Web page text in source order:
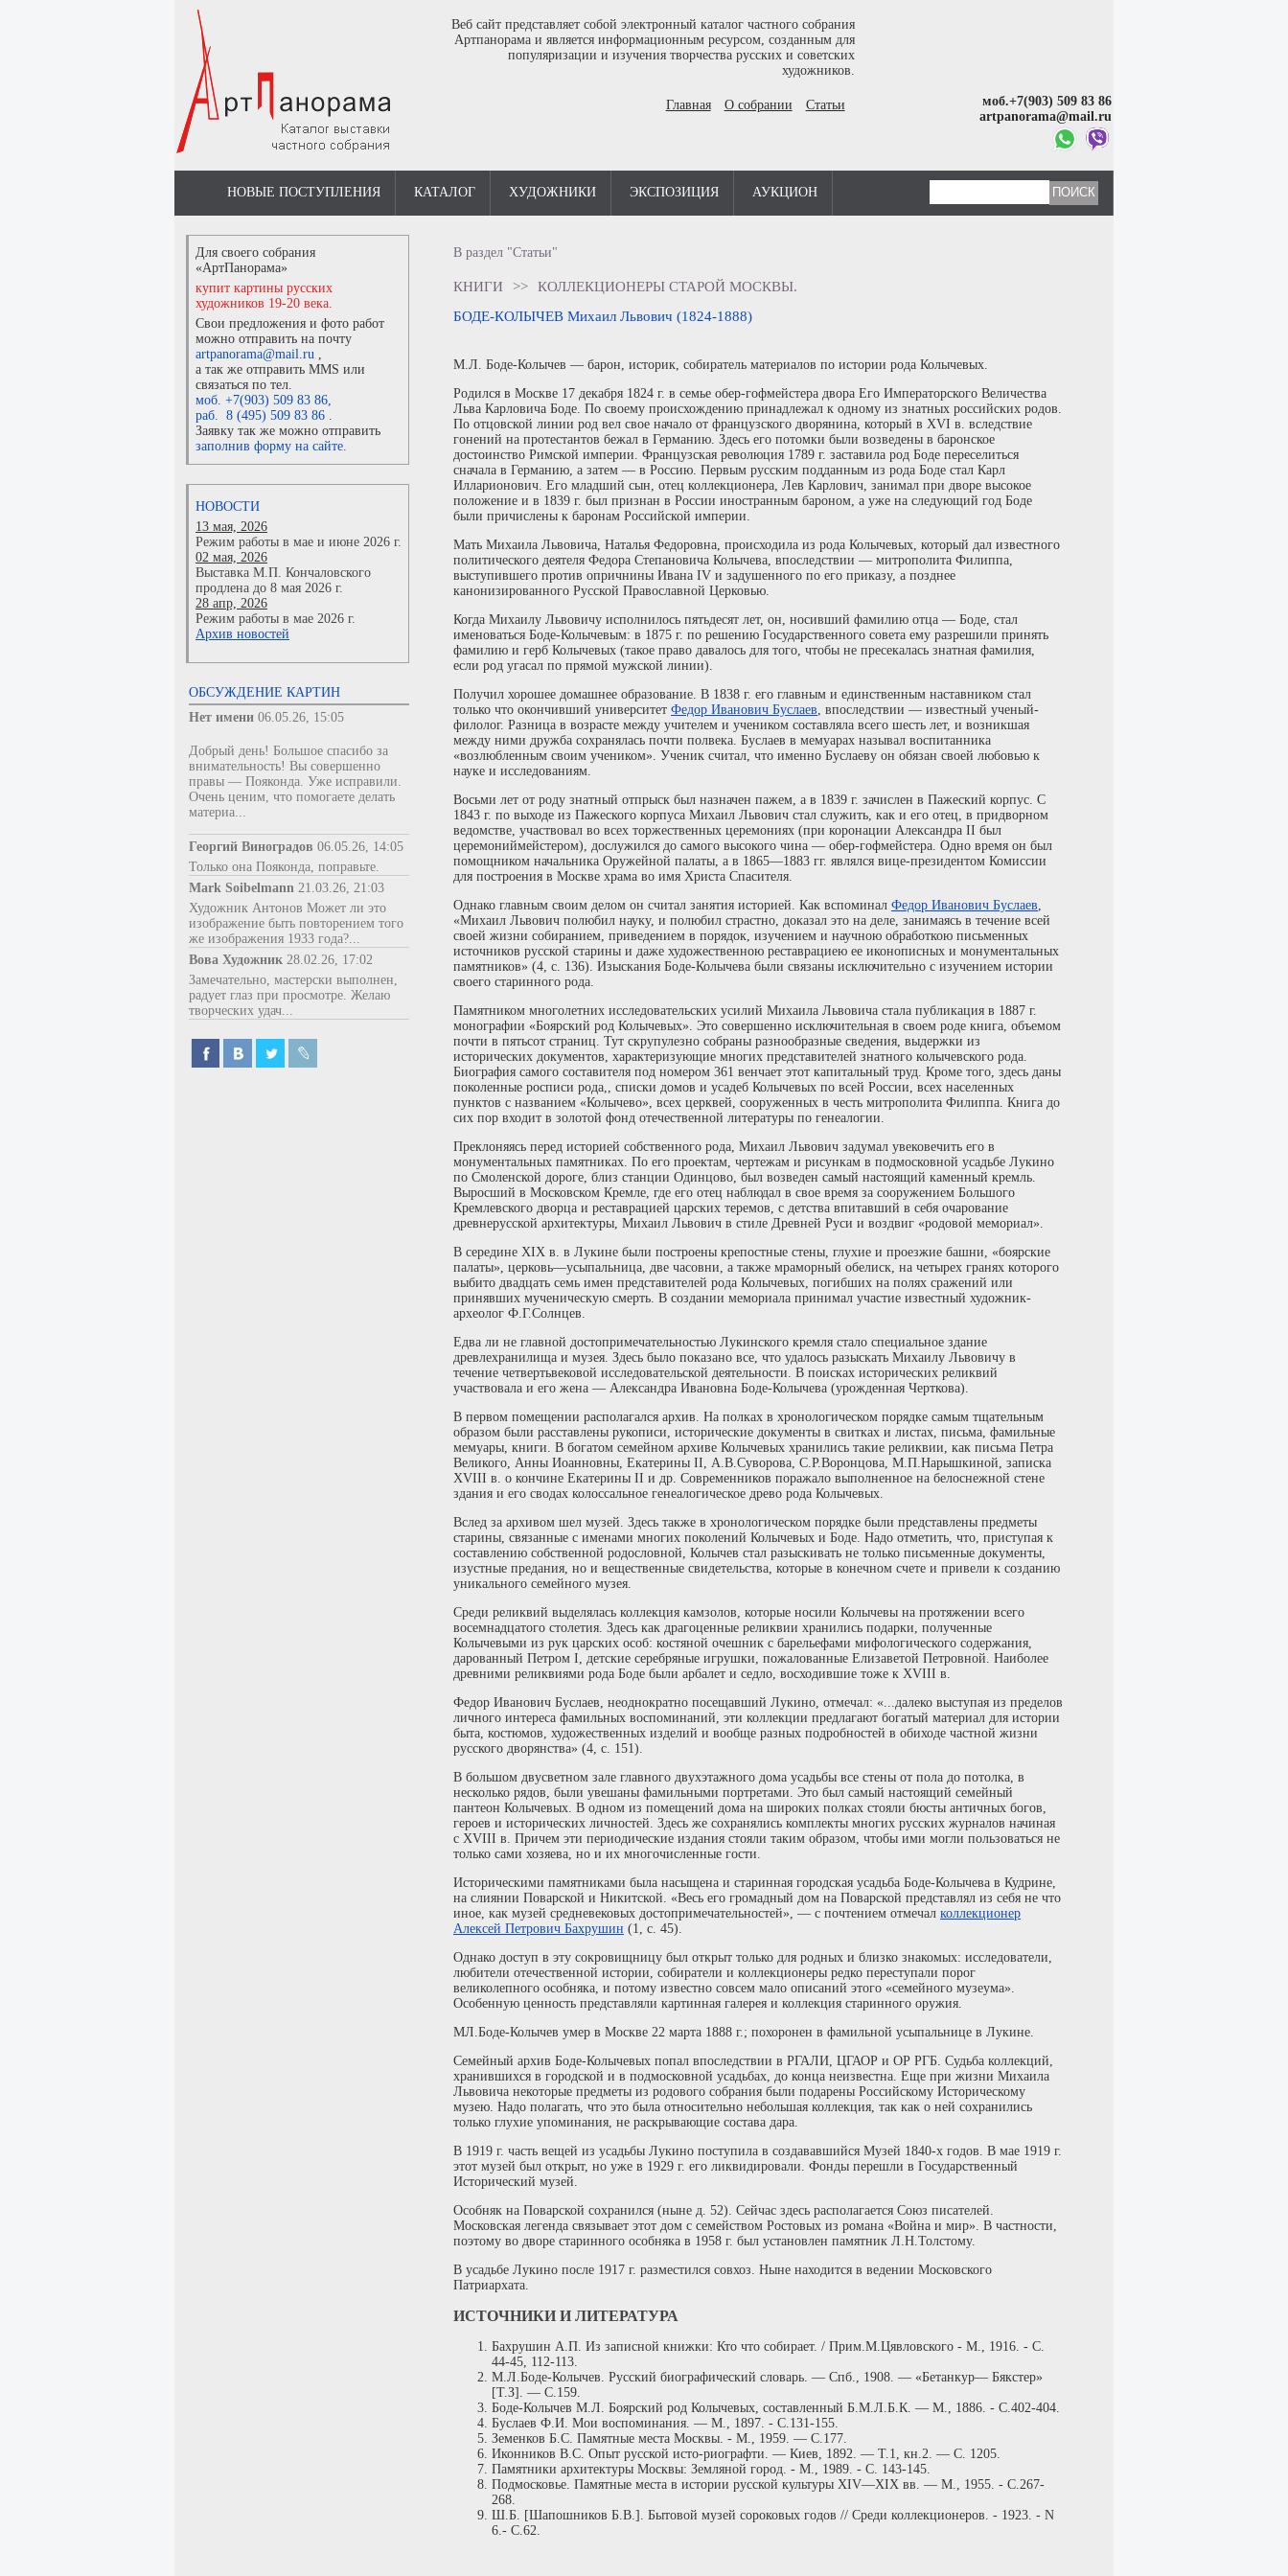
Веб сайт представляет собой электронный каталог частного собрания
Артпанорама и является информационным ресурсом, созданным для
популяризации и изучения творчества русских и советских
художников.
Главная О собрании Статьи
моб.+7(903) 509 83 86
artpanorama@mail.ru
НОВЫЕ ПОСТУПЛЕНИЯ КАТАЛОГ ХУДОЖНИКИ ЭКСПОЗИЦИЯ АУКЦИОН
Для своего собрания
«АртПанорама»
купит картины русских
художников 19-20 века.
Свои предложения и фото работ
можно отправить на почту
artpanorama@mail.ru ,
а так же отправить MMS или
связаться по тел.
моб. +7(903) 509 83 86,
раб. 8 (495) 509 83 86 .
Заявку так же можно отправить
заполнив форму на сайте.
НОВОСТИ
13 мая, 2026
Режим работы в мае и июне 2026 г.
02 мая, 2026
Выставка М.П. Кончаловского
продлена до 8 мая 2026 г.
28 апр, 2026
Режим работы в мае 2026 г.
Архив новостей
ОБСУЖДЕНИЕ КАРТИН
Нет имени 06.05.26, 15:05
Добрый день! Большое спасибо за
внимательность! Вы совершенно
правы — Пояконда. Уже исправили.
Очень ценим, что помогаете делать
материа...
Георгий Виноградов 06.05.26, 14:05
Только она Пояконда, поправьте.
Mark Soibelmann 21.03.26, 21:03
Художник Антонов Может ли это
изображение быть повторением того
же изображения 1933 года?...
Вова Художник 28.02.26, 17:02
Замечательно, мастерски выполнен,
радует глаз при просмотре. Желаю
творческих удач...
В раздел "Статьи"
КНИГИ >> КОЛЛЕКЦИОНЕРЫ СТАРОЙ МОСКВЫ.
БОДЕ-КОЛЫЧЕВ Михаил Львович (1824-1888)
М.Л. Боде-Колычев — барон, историк, собиратель материалов по истории рода Колычевых.
Родился в Москве 17 декабря 1824 г. в семье обер-гофмейстера двора Его Императорского Величества
Льва Карловича Боде. По своему происхождению принадлежал к одному из знатных российских родов.
По отцовской линии род вел свое начало от французского дворянина, который в XVI в. вследствие
гонений на протестантов бежал в Германию. Здесь его потомки были возведены в баронское
достоинство Римской империи. Французская революция 1789 г. заставила род Боде переселиться
сначала в Германию, а затем — в Россию. Первым русским подданным из рода Боде стал Карл
Илларионович. Его младший сын, отец коллекционера, Лев Карлович, занимал при дворе высокое
положение и в 1839 г. был признан в России иностранным бароном, а уже на следующий год Боде
были причислены к баронам Российской империи.
Мать Михаила Львовича, Наталья Федоровна, происходила из рода Колычевых, который дал известного
политического деятеля Федора Степановича Колычева, впоследствии — митрополита Филиппа,
выступившего против опричнины Ивана IV и задушенного по его приказу, а позднее
канонизированного Русской Православной Церковью.
Когда Михаилу Львовичу исполнилось пятьдесят лет, он, носивший фамилию отца — Боде, стал
именоваться Боде-Колычевым: в 1875 г. по решению Государственного совета ему разрешили принять
фамилию и герб Колычевых (такое право давалось для того, чтобы не пресекалась знатная фамилия,
если род угасал по прямой мужской линии).
Получил хорошее домашнее образование. В 1838 г. его главным и единственным наставником стал
только что окончивший университет Федор Иванович Буслаев , впоследствии — известный ученый-
филолог. Разница в возрасте между учителем и учеником составляла всего шесть лет, и возникшая
между ними дружба сохранялась почти полвека. Буслаев в мемуарах называл воспитанника
«возлюбленным своим учеником». Ученик считал, что именно Буслаеву он обязан своей любовью к
науке и исследованиям.
Восьми лет от роду знатный отпрыск был назначен пажем, а в 1839 г. зачислен в Пажеский корпус. С
1843 г. по выходе из Пажеского корпуса Михаил Львович стал служить, как и его отец, в придворном
ведомстве, участвовал во всех торжественных церемониях (при коронации Александра II был
церемониймейстером), дослужился до самого высокого чина — обер-гофмейстера. Одно время он был
помощником начальника Оружейной палаты, а в 1865—1883 гг. являлся вице-президентом Комиссии
для построения в Москве храма во имя Христа Спасителя.
Однако главным своим делом он считал занятия историей. Как вспоминал Федор Иванович Буслаев
«Михаил Львович полюбил науку, и полюбил страстно, доказал это на деле, занимаясь в течение всей
своей жизни собиранием, приведением в порядок, изучением и научною обработкою письменных
источников русской старины и даже художественною реставрациею ее иконописных и монументальных
памятников» (4, с. 136). Изыскания Боде-Колычева были связаны исключительно с изучением истории
своего старинного рода.
Памятником многолетних исследовательских усилий Михаила Львовича стала публикация в 1887 г.
монографии «Боярский род Колычевых». Это совершенно исключительная в своем роде книга, объемом
почти в пятьсот страниц. Тут скрупулезно собраны разнообразные сведения, выдержки из
исторических документов, характеризующие многих представителей знатного колычевского рода.
Биография самого составителя под номером 361 венчает этот капитальный труд. Кроме того, здесь даны
поколенные росписи рода,, списки домов и усадеб Колычевых по всей России, всех населенных
пунктов с названием «Колычево», всех церквей, сооруженных в честь митрополита Филиппа. Книга до
сих пор входит в золотой фонд отечественной литературы по генеалогии.
Преклоняясь перед историей собственного рода, Михаил Львович задумал увековечить его в
монументальных памятниках. По его проектам, чертежам и рисункам в подмосковной усадьбе Лукино
по Смоленской дороге, близ станции Одинцово, был возведен самый настоящий каменный кремль.
Выросший в Московском Кремле, где его отец наблюдал в свое время за сооружением Большого
Кремлевского дворца и реставрацией царских теремов, с детства впитавший в себя очарование
древнерусской архитектуры, Михаил Львович в стиле Древней Руси и воздвиг «родовой мемориал».
В середине XIX в. в Лукине были построены крепостные стены, глухие и проезжие башни, «боярские
палаты», церковь—усыпальница, две часовни, а также мраморный обелиск, на четырех гранях которого
выбито двадцать семь имен представителей рода Колычевых, погибших на полях сражений или
принявших мученическую смерть. В создании мемориала принимал участие известный художник-
археолог Ф.Г.Солнцев.
Едва ли не главной достопримечательностью Лукинского кремля стало специальное здание
древлехранилища и музея. Здесь было показано все, что удалось разыскать Михаилу Львовичу в
течение четвертьвековой исследовательской деятельности. В поисках исторических реликвий
участвовала и его жена — Александра Ивановна Боде-Колычева (урожденная Черткова).
В первом помещении располагался архив. На полках в хронологическом порядке самым тщательным
образом были расставлены рукописи, исторические документы в свитках и листах, письма, фамильные
мемуары, книги. В богатом семейном архиве Колычевых хранились такие реликвии, как письма Петра
Великого, Анны Иоанновны, Екатерины II, А.В.Суворова, С.Р.Воронцова, М.П.Нарышкиной, записка
XVIII в. о кончине Екатерины II и др. Современников поражало выполненное на белоснежной стене
здания и его сводах колоссальное генеалогическое древо рода Колычевых.
Вслед за архивом шел музей. Здесь также в хронологическом порядке были представлены предметы
старины, связанные с именами многих поколений Колычевых и Боде. Надо отметить, что, приступая к
составлению собственной родословной, Колычев стал разыскивать не только письменные документы,
изустные предания, но и вещественные свидетельства, которые в конечном счете и привели к созданию
уникального семейного музея.
Среди реликвий выделялась коллекция камзолов, которые носили Колычевы на протяжении всего
восемнадцатого столетия. Здесь как драгоценные реликвии хранились подарки, полученные
Колычевыми из рук царских особ: костяной очешник с барельефами мифологического содержания,
дарованный Петром I, детские серебряные игрушки, пожалованные Елизаветой Петровной. Наиболее
древними реликвиями рода Боде были арбалет и седло, восходившие тоже к XVIII в.
Федор Иванович Буслаев, неоднократно посещавший Лукино, отмечал: «...далеко выступая из пределов
личного интереса фамильных воспоминаний, эти коллекции предлагают богатый материал для истории
быта, костюмов, художественных изделий и вообще разных подробностей в обиходе частной жизни
русского дворянства» (4, с. 151).
В большом двусветном зале главного двухэтажного дома усадьбы все стены от пола до потолка, в
несколько рядов, были увешаны фамильными портретами. Это был самый настоящий семейный
пантеон Колычевых. В одном из помещений дома на широких полках стояли бюсты античных богов,
героев и исторических личностей. Здесь же сохранялись комплекты многих русских журналов начиная
с XVIII в. Причем эти периодические издания стояли таким образом, чтобы ими могли пользоваться не
только сами хозяева, но и их многочисленные гости.
Историческими памятниками была насыщена и старинная городская усадьба Боде-Колычева в Кудрине,
на слиянии Поварской и Никитской. «Весь его громадный дом на Поварской представлял из себя не что
иное, как музей средневековых достопримечательностей», — с почтением отмечал коллекционер
Алексей Петрович Бахрушин (1, с. 45).
Однако доступ в эту сокровищницу был открыт только для родных и близко знакомых: исследователи,
любители отечественной истории, собиратели и коллекционеры редко переступали порог
великолепного особняка, и потому известно совсем мало описаний этого «семейного музеума».
Особенную ценность представляли картинная галерея и коллекция старинного оружия.
МЛ.Боде-Колычев умер в Москве 22 марта 1888 г.; похоронен в фамильной усыпальнице в Лукине.
Семейный архив Боде-Колычевых попал впоследствии в РГАЛИ, ЦГАОР и ОР РГБ. Судьба коллекций,
хранившихся в городской и в подмосковной усадьбах, до конца неизвестна. Еще при жизни Михаила
Львовича некоторые предметы из родового собрания были подарены Российскому Историческому
музею. Надо полагать, что это была относительно небольшая коллекция, так как о ней сохранились
только глухие упоминания, не раскрывающие состава дара.
В 1919 г. часть вещей из усадьбы Лукино поступила в создававшийся Музей 1840-х годов. В мае 1919 г.
этот музей был открыт, но уже в 1929 г. его ликвидировали. Фонды перешли в Государственный
Исторический музей.
Особняк на Поварской сохранился (ныне д. 52). Сейчас здесь располагается Союз писателей.
Московская легенда связывает этот дом с семейством Ростовых из романа «Война и мир». В частности,
поэтому во дворе старинного особняка в 1958 г. был установлен памятник Л.Н.Толстому.
В усадьбе Лукино после 1917 г. разместился совхоз. Ныне находится в ведении Московского
Патриархата.
ИСТОЧНИКИ И ЛИТЕРАТУРА
Бахрушин А.П. Из записной книжки: Кто что собирает. / Прим.М.Цявловского - М., 1916. - С.
44-45, 112-113.
М.Л.Боде-Колычев. Русский биографический словарь. — Спб., 1908. — «Бетанкур— Бякстер»
[Т.З]. — С.159.
Боде-Колычев М.Л. Боярский род Колычевых, составленный Б.М.Л.Б.К. — М., 1886. - С.402-404.
Буслаев Ф.И. Мои воспоминания. — М., 1897. - С.131-155.
Земенков Б.С. Памятные места Москвы. - М., 1959. — С.177.
Иконников B.C. Опыт русской исто-риографти. — Киев, 1892. — Т.1, кн.2. — С. 1205.
Памятники архитектуры Москвы: Земляной город. - М., 1989. - С. 143-145.
Подмосковье. Памятные места в истории русской культуры XIV—XIX вв. — М., 1955. - С.267-
268.
Ш.Б. [Шапошников Б.В.]. Бытовой музей сороковых годов // Среди коллекционеров. - 1923. - N
6.- С.62.